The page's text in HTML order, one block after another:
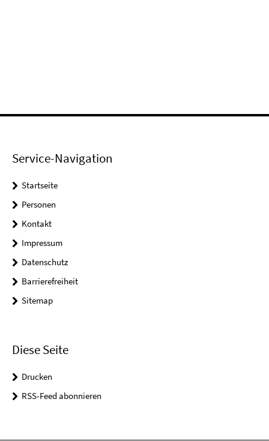
Service-Navigation
Startseite
Personen
Kontakt
Impressum
Datenschutz
Barrierefreiheit
Sitemap
Diese Seite
Drucken
RSS-Feed abonnieren